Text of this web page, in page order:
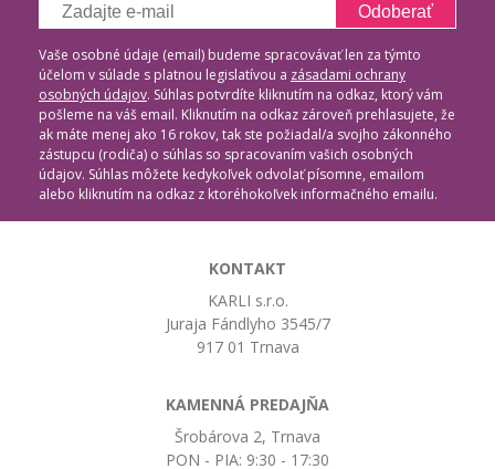
Odoberať
Vaše osobné údaje (email) budeme spracovávať len za týmto
účelom v súlade s platnou legislatívou a zásadami ochrany
osobných údajov. Súhlas potvrdíte kliknutím na odkaz, ktorý vám
pošleme na váš email. Kliknutím na odkaz zároveň prehlasujete, že
ak máte menej ako 16 rokov, tak ste požiadal/a svojho zákonného
zástupcu (rodiča) o súhlas so spracovaním vašich osobných
údajov. Súhlas môžete kedykoľvek odvolať písomne, emailom
alebo kliknutím na odkaz z ktoréhokoľvek informačného emailu.
KONTAKT
KARLI s.r.o.
Juraja Fándlyho 3545/7
917 01 Trnava
KAMENNÁ PREDAJŇA
Šrobárova 2, Trnava
PON - PIA: 9:30 - 17:30